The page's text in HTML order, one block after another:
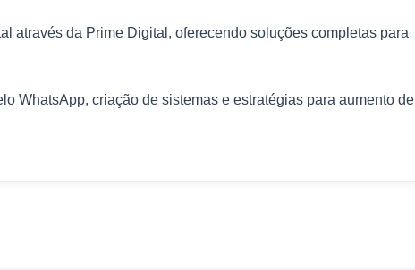
através da Prime Digital, oferecendo soluções completas para
WhatsApp, criação de sistemas e estratégias para aumento de